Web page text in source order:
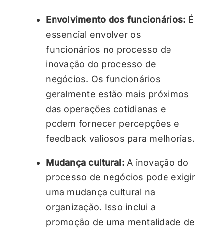
Envolvimento dos funcionários: É
essencial envolver os
funcionários no processo de
inovação do processo de
negócios. Os funcionários
geralmente estão mais próximos
das operações cotidianas e
podem fornecer percepções e
feedback valiosos para melhorias.
Mudança cultural:A inovação do
processo de negócios pode exigir
uma mudança cultural na
organização. Isso inclui a
promoção de uma mentalidade de